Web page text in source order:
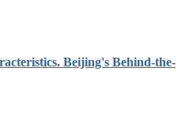
Beijing's Behind-the-